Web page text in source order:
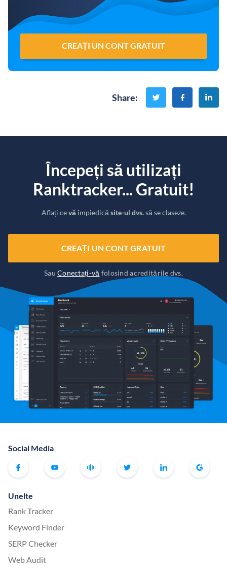
CREAȚI UN CONT GRATUIT
Share:
Începeți să utilizați
Ranktracker... Gratuit!
Aflați cevăîmpiedică site-ul dvs.să se claseze.
CREAȚI UN CONT GRATUIT
SauConectați-vă folosind acreditările dvs.
Social Media
Unelte
Rank Tracker
Keyword Finder
SERP Checker
Web Audit